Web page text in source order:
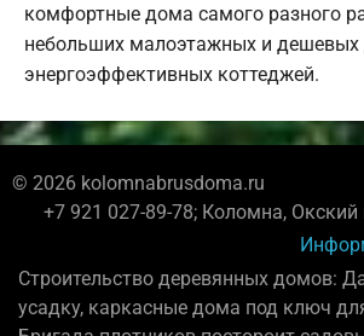
комфортные дома самого разного
небольших малоэтажных и
энергоэффективных коттеджей.
© 2026 kolomnabrusdoma.ru
+7 921 027-89-78; Коломна, Окский
Строительство деревянных домов:
усадку, каркасные дома под ключ